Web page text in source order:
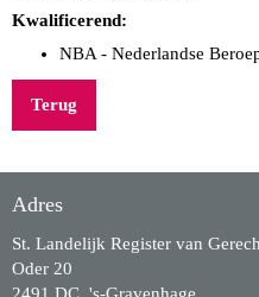
Kwalificerend:
NBA - Nederlandse
Terug
Adres
St. Landelijk Register van
Oder 20